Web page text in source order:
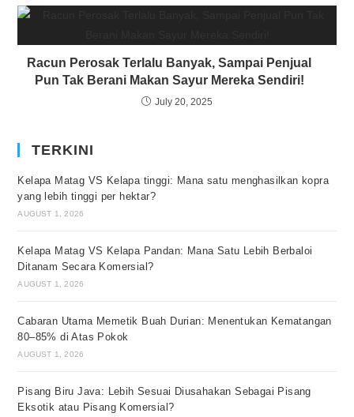
Racun Perosak Terlalu Banyak, Sampai Penjual
Pun Tak Berani Makan Sayur Mereka Sendiri!
July 20, 2025
TERKINI
Kelapa Matag VS Kelapa tinggi: Mana satu menghasilkan kopra
yang lebih tinggi per hektar?
AUGUST 1, 2026
Kelapa Matag VS Kelapa Pandan: Mana Satu Lebih Berbaloi
Ditanam Secara Komersial?
AUGUST 1, 2026
Cabaran Utama Memetik Buah Durian: Menentukan Kematangan
80–85% di Atas Pokok
AUGUST 1, 2026
Pisang Biru Java: Lebih Sesuai Diusahakan Sebagai Pisang
Eksotik atau Pisang Komersial?